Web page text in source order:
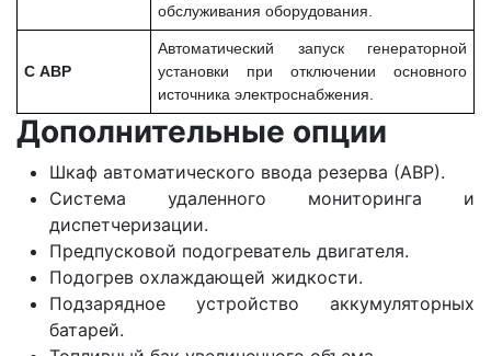
обслуживания оборудования.
С АВР
Автоматический запуск генераторной
установки при отключении основного
источника электроснабжения.
Дополнительные опции
Шкаф автоматического ввода резерва (АВР).
Система удаленного мониторинга и
диспетчеризации.
Предпусковой подогреватель двигателя.
Подогрев охлаждающей жидкости.
Подзарядное устройство аккумуляторных
батарей.